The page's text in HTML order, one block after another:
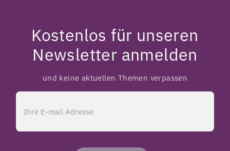
Kostenlos für unseren
Newsletter anmelden
und keine aktuellen Themen verpassen